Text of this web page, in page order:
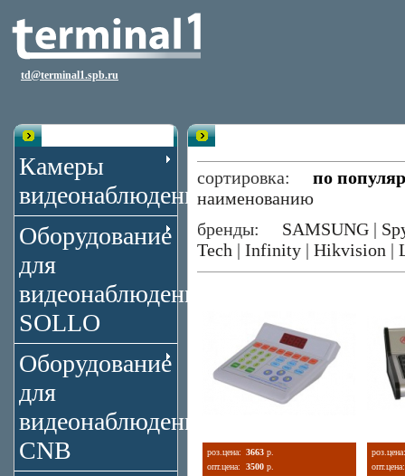
td@terminal1.spb.ru
Камеры
видеонаблюдения
Оборудование
для
видеонаблюдения
SOLLO
Оборудование
для
видеонаблюдения
CNB
сортировка: по
наименованию
бренды: SAMSUNG |
Tech | Infinity | Hikvision |
роз.цена: 3663 р.
опт.цена:
3500 р.
роз.цена:
опт.цена: